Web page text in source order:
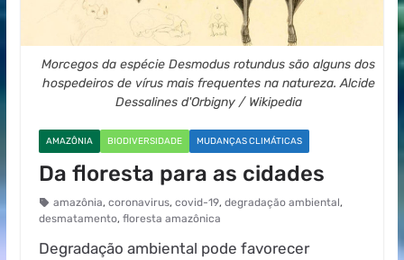
Morcegos da espécie Desmodus rotundus são alguns dos
hospedeiros de vírus mais frequentes na natureza. Alcide
Dessalines d'Orbigny / Wikipedia
AMAZÔNIA BIODIVERSIDADE MUDANÇAS CLIMÁTICAS
Da floresta para as cidades
amazônia, coronavirus, covid-19, degradação ambiental,
desmatamento, floresta amazônica
Degradação ambiental pode favorecer